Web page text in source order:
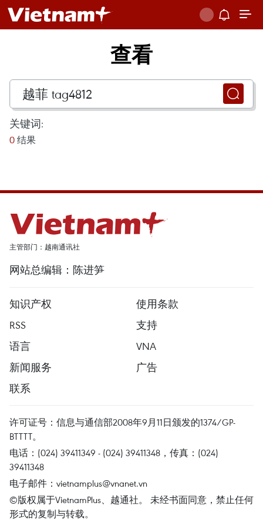
查看
关键词:
0 结果
主管部门：越南通讯社
网站总编辑：陈进笋
知识产权
使用条款
RSS
支持
语言
VNA
新闻服务
广告
联系
许可证号：信息与通信部2008年9月11日颁发的1374/GP-
BTTTT。
电话：(024) 39411349 - (024) 39411348，传真：(024)
39411348
电子邮件： vietnamplus@vnanet.vn
©版权属于VietnamPlus、越通社。 未经书面同意，禁止任何
形式的复制与转载。